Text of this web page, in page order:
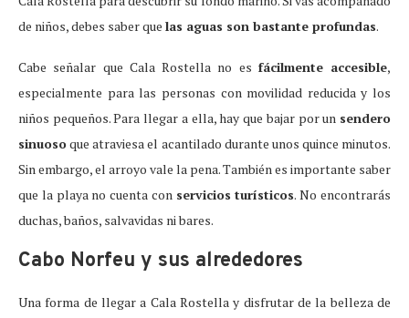
de niños, debes saber que las aguas son bastante profundas.
Cabe señalar que Cala Rostella no es fácilmente accesible,
especialmente para las personas con movilidad reducida y los
niños pequeños. Para llegar a ella, hay que bajar por un sendero
sinuosoque atraviesa el acantilado durante unos quince minutos.
Sin embargo, el arroyo vale la pena. También es importante saber
que la playa no cuenta con servicios turísticos. No encontrarás
duchas, baños, salvavidas ni bares.
Cabo Norfeu y sus alrededores
Una forma de llegar a Cala Rostella y disfrutar de la belleza de